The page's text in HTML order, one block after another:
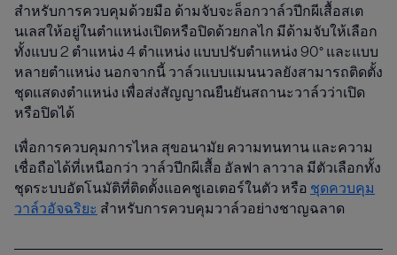
สำหรับการควบคุมด้วยมือ ด้ามจับจะล็อกวาล์วปีกผีเสื้อสเต
นเลสให้อยู่ในตำแหน่งเปิดหรือปิดด้วยกลไก มีด้ามจับให้เลือก
ทั้งแบบ 2 ตำแหน่ง 4 ตำแหน่ง แบบปรับตำแหน่ง 90° และแบบ
หลายตำแหน่ง นอกจากนี้ วาล์วแบบแมนนวลยังสามารถติดตั้ง
ชุดแสดงตำแหน่ง เพื่อส่งสัญญาณยืนยันสถานะวาล์วว่าเปิด
หรือปิดได้
เพื่อการควบคุมการไหล สุขอนามัย ความทนทาน และความ
เชื่อถือได้ที่เหนือกว่า วาล์วปีกผีเสื้อ อัลฟา ลาวาล มีตัวเลือกทั้ง
ชุดระบบอัตโนมัติที่ติดตั้งแอคชูเอเตอร์ในตัว หรือ ชุดควบคุม
วาล์วอัจฉริยะ สำหรับการควบคุมวาล์วอย่างชาญฉลาด